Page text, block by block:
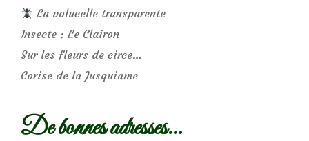
La volucelle transparente
Insecte : Le Clairon
Sur les fleurs de circe…
Corise de la Jusquiame
De bonnes adresses…